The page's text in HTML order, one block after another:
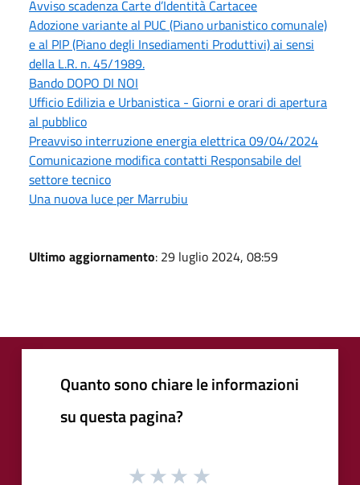
Avviso scadenza Carte d’Identità Cartacee
Adozione variante al PUC (Piano urbanistico comunale)
e al PIP (Piano degli Insediamenti Produttivi) ai sensi
della L.R. n. 45/1989.
Bando DOPO DI NOI
Ufficio Edilizia e Urbanistica - Giorni e orari di apertura
al pubblico
Preavviso interruzione energia elettrica 09/04/2024
Comunicazione modifica contatti Responsabile del
settore tecnico
Una nuova luce per Marrubiu
Ultimo aggiornamento: 29 luglio 2024, 08:59
Quanto sono chiare le informazioni
su questa pagina?